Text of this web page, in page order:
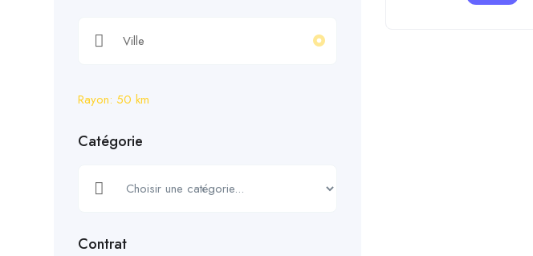
Rayon: 50 km
Catégorie
Contrat